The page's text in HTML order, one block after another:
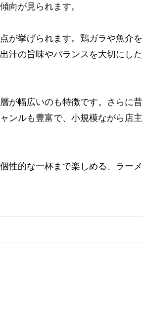
向が見られます。
が挙げられます。鶏ガラや魚介を
汁の旨味やバランスを大切にした
が幅広いのも特徴です。さらに昔
ンルも豊富で、小規模ながら店主
性的な一杯まで楽しめる、ラーメ